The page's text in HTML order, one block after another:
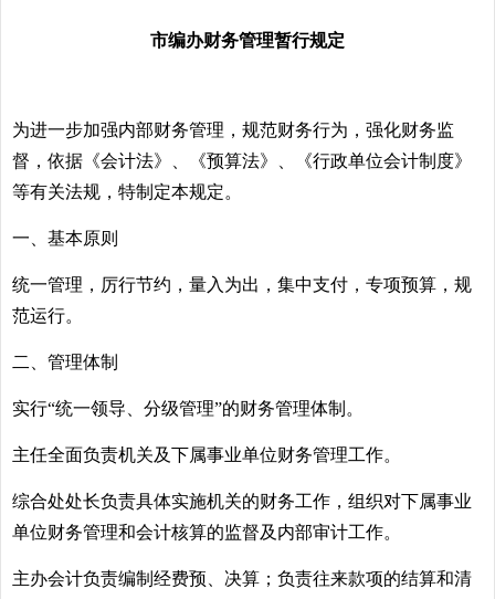
市编办财务管理暂行规定
为进一步加强内部财务管理，规范财务行为，强化财务监
督，依据《会计法》、《预算法》、《行政单位会计制度》
等有关法规，特制定本规定。
一、基本原则
统一管理，厉行节约，量入为出，集中支付，专项预算，规
范运行。
二、管理体制
实行“统一领导、分级管理”的财务管理体制。
主任全面负责机关及下属事业单位财务管理工作。
综合处处长负责具体实施机关的财务工作，组织对下属事业
单位财务管理和会计核算的监督及内部审计工作。
主办会计负责编制经费预、决算；负责往来款项的结算和清